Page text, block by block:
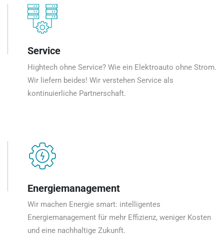
Service
Hightech ohne Service? Wie ein Elektroauto ohne Strom.
Wir liefern beides! Wir verstehen Service als
kontinuierliche Partnerschaft.
Energiemanagement
Wir machen Energie smart: intelligentes
Energiemanagement für mehr Effizienz, weniger Kosten
und eine nachhaltige Zukunft.